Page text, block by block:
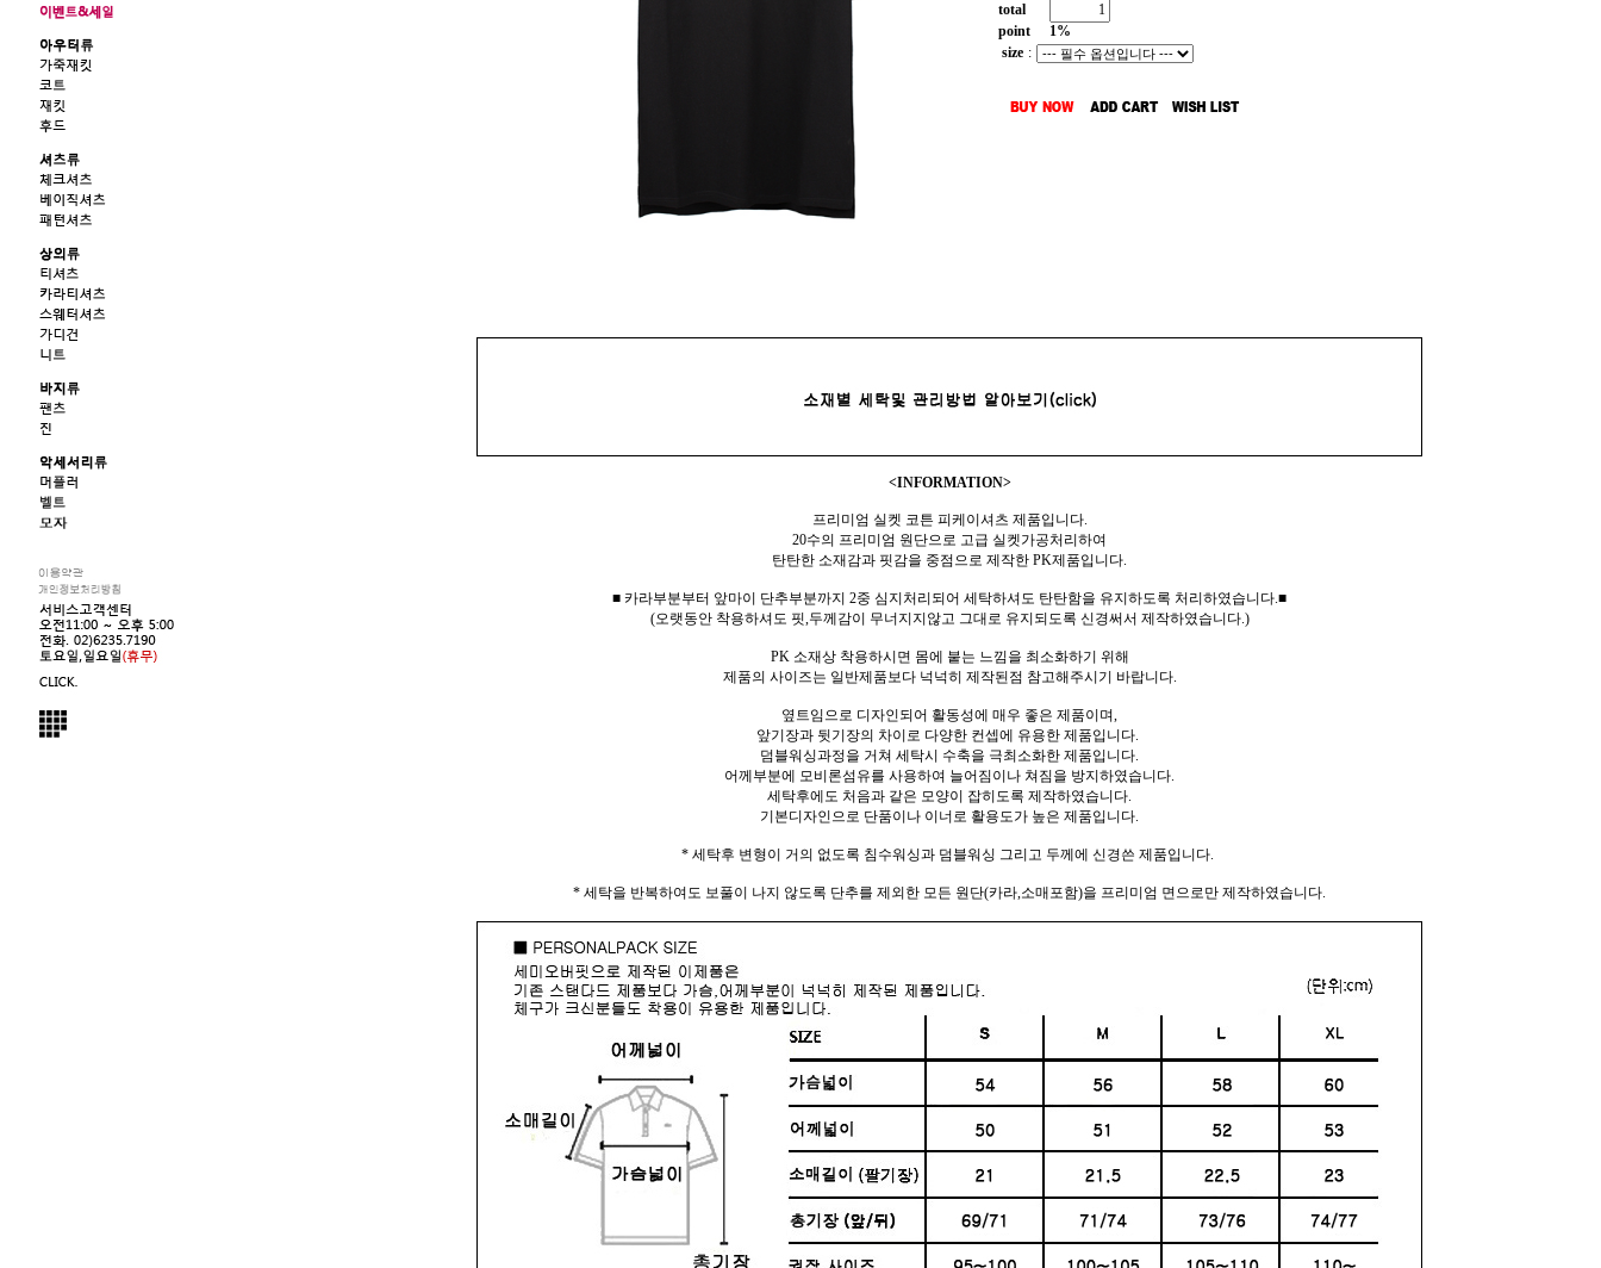
total
point
1%
size :
<INFORMATION>
프리미엄 실켓 코튼 피케이셔츠 제품입니다.
20수의 프리미엄 원단으로 고급 실켓가공처리하여
탄탄한 소재감과 핏감을 중점으로 제작한 PK제품입니다.
■ 카라부분부터 앞마이 단추부분까지 2중 심지처리되어 세탁하셔도 탄탄함을 유지하도록 처리하였습니다.■
(오랫동안 착용하셔도 핏,두께감이 무너지지않고 그대로 유지되도록 신경써서 제작하였습니다.)
PK 소재상 착용하시면 몸에 붙는 느낌을 최소화하기 위해
제품의 사이즈는 일반제품보다 넉넉히 제작된점 참고해주시기 바랍니다.
옆트임으로 디자인되어 활동성에 매우 좋은 제품이며,
앞기장과 뒷기장의 차이로 다양한 컨셉에 유용한 제품입니다.
덤블워싱과정을 거쳐 세탁시 수축을 극최소화한 제품입니다.
어께부분에 모비론섬유를 사용하여 늘어짐이나 쳐짐을 방지하였습니다.
세탁후에도 처음과 같은 모양이 잡히도록 제작하였습니다.
기본디자인으로 단품이나 이너로 활용도가 높은 제품입니다.
* 세탁후 변형이 거의 없도록 침수워싱과 덤블워싱 그리고 두께에 신경쓴 제품입니다.
* 세탁을 반복하여도 보풀이 나지 않도록 단추를 제외한 모든 원단(카라,소매포함)을 프리미엄 면으로만 제작하였습니다.